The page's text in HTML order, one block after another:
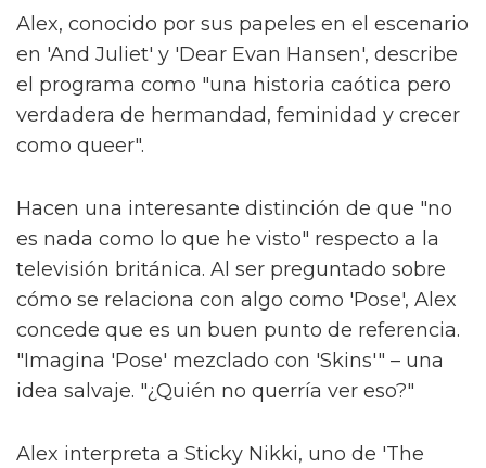
Alex, conocido por sus papeles en el escenario
en 'And Juliet' y 'Dear Evan Hansen', describe
el programa como "una historia caótica pero
verdadera de hermandad, feminidad y crecer
como queer".
Hacen una interesante distinción de que "no
es nada como lo que he visto" respecto a la
televisión británica. Al ser preguntado sobre
cómo se relaciona con algo como 'Pose', Alex
concede que es un buen punto de referencia.
"Imagina 'Pose' mezclado con 'Skins'" – una
idea salvaje. "¿Quién no querría ver eso?"
Alex interpreta a Sticky Nikki, uno de 'The